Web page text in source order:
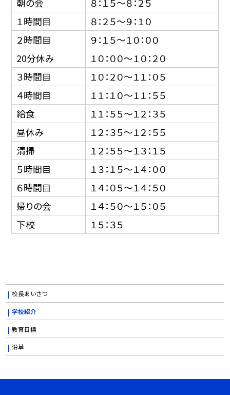
朝の会
８：１５〜８：２５
１時間目
８：２５〜９：１０
２時間目
９：１５〜１０：００
20分休み
１０：００〜１０：２０
３時間目
１０：２０〜１１：０５
４時間目
１１：１０〜１１：５５
給食
１１：５５〜１２：３５
昼休み
１２：３５〜１２：５５
清掃
１２：５５〜１３：１５
５時間目
１３：１５〜１４：００
６時間目
１４：０５〜１４：５０
帰りの会
１４：５０〜１５：０５
下校
１５：３５
校長あいさつ
学校紹介
教育目標
沿革